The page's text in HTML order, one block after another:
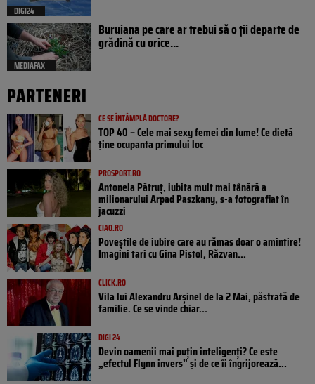
DIGI24
MEDIAFAX
Buruiana pe care ar trebui să o ții departe de
grădină cu orice...
PARTENERI
CE SE ÎNTÂMPLĂ DOCTORE?
TOP 40 – Cele mai sexy femei din lume! Ce dietă
ține ocupanta primului loc
PROSPORT.RO
Antonela Pătruț, iubita mult mai tânără a
milionarului Arpad Paszkany, s-a fotografiat în
jacuzzi
CIAO.RO
Poveştile de iubire care au rămas doar o amintire!
Imagini tari cu Gina Pistol, Răzvan...
CLICK.RO
Vila lui Alexandru Arșinel de la 2 Mai, păstrată de
familie. Ce se vinde chiar...
DIGI 24
Devin oamenii mai puțin inteligenți? Ce este
„efectul Flynn invers” și de ce îi îngrijorează...